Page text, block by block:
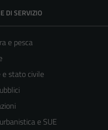
DI SERVIZIO
e pesca
e stato civile
e SUE